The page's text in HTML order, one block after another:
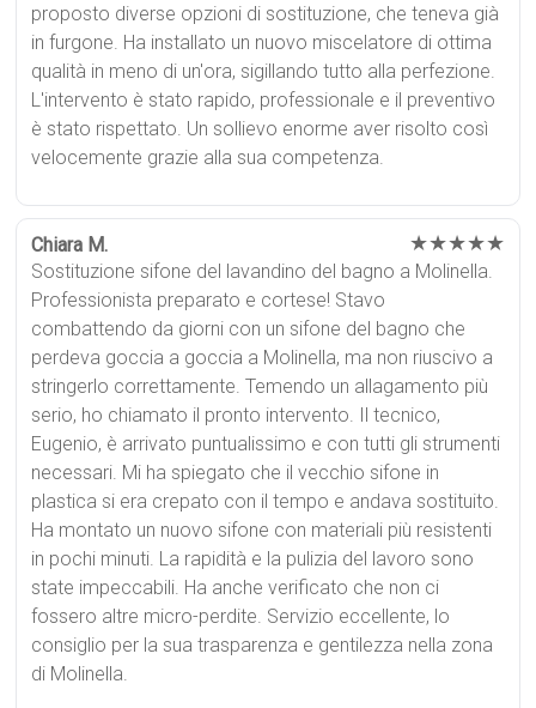
proposto diverse opzioni di sostituzione, che teneva già
in furgone. Ha installato un nuovo miscelatore di ottima
qualità in meno di un'ora, sigillando tutto alla perfezione.
L'intervento è stato rapido, professionale e il preventivo
è stato rispettato. Un sollievo enorme aver risolto così
velocemente grazie alla sua competenza.
Chiara M. ★★★★★
Sostituzione sifone del lavandino del bagno a Molinella.
Professionista preparato e cortese! Stavo
combattendo da giorni con un sifone del bagno che
perdeva goccia a goccia a Molinella, ma non riuscivo a
stringerlo correttamente. Temendo un allagamento più
serio, ho chiamato il pronto intervento. Il tecnico,
Eugenio, è arrivato puntualissimo e con tutti gli strumenti
necessari. Mi ha spiegato che il vecchio sifone in
plastica si era crepato con il tempo e andava sostituito.
Ha montato un nuovo sifone con materiali più resistenti
in pochi minuti. La rapidità e la pulizia del lavoro sono
state impeccabili. Ha anche verificato che non ci
fossero altre micro-perdite. Servizio eccellente, lo
consiglio per la sua trasparenza e gentilezza nella zona
di Molinella.